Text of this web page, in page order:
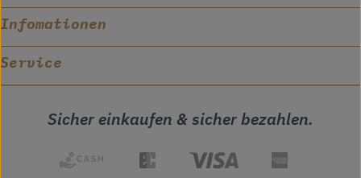
Infomationen
Service
Sicher einkaufen & sicher bezahlen.